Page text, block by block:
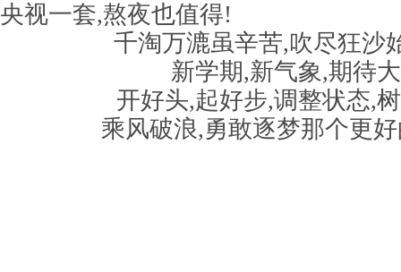
央视一套,熬夜也值得!
千淘万漉虽辛苦,吹尽狂沙
新学期,新气象,期待
开好头,起好步,调整状态,
乘风破浪,勇敢逐梦那个更